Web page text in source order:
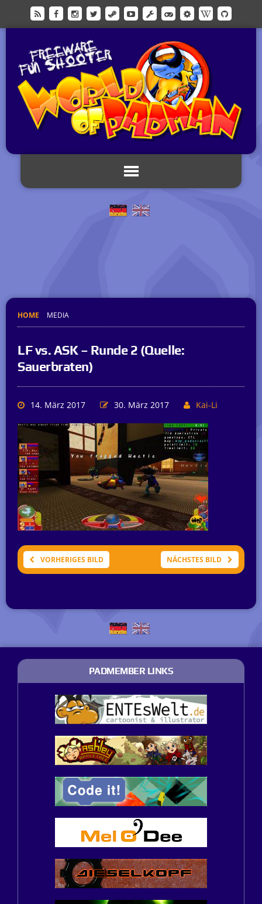
HOME MEDIA
LF vs. ASK – Runde 2 (Quelle:
Sauerbraten)
14. März 2017 30. März 2017 Kai-Li
VORHERIGES BILD NÄCHSTES BILD
PADMEMBER LINKS